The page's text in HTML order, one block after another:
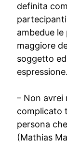
definita
ambedue
maggiore
soggetto
– Non avrei
complicato
persona
(Mathias